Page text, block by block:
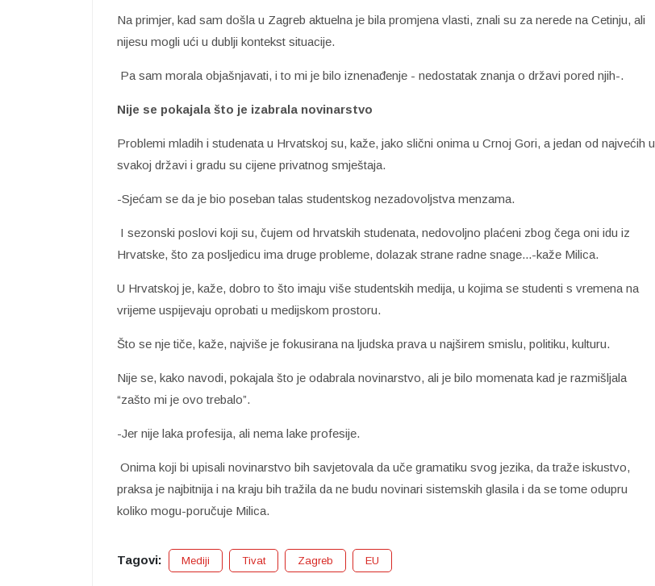
Na primjer, kad sam došla u Zagreb aktuelna je bila promjena vlasti, znali su za nerede na Cetinju, ali
nijesu mogli ući u dublji kontekst situacije.
Pa sam morala objašnjavati, i to mi je bilo iznenađenje - nedostatak znanja o državi pored njih-.
Nije se pokajala što je izabrala novinarstvo
Problemi mladih i studenata u Hrvatskoj su, kaže, jako slični onima u Crnoj Gori, a jedan od najvećih u
svakoj državi i gradu su cijene privatnog smještaja.
-Sjećam se da je bio poseban talas studentskog nezadovoljstva menzama.
I sezonski poslovi koji su, čujem od hrvatskih studenata, nedovoljno plaćeni zbog čega oni idu iz
Hrvatske, što za posljedicu ima druge probleme, dolazak strane radne snage...-kaže Milica.
U Hrvatskoj je, kaže, dobro to što imaju više studentskih medija, u kojima se studenti s vremena na
vrijeme uspijevaju oprobati u medijskom prostoru.
Što se nje tiče, kaže, najviše je fokusirana na ljudska prava u najširem smislu, politiku, kulturu.
Nije se, kako navodi, pokajala što je odabrala novinarstvo, ali je bilo momenata kad je razmišljala
“zašto mi je ovo trebalo”.
-Jer nije laka profesija, ali nema lake profesije.
Onima koji bi upisali novinarstvo bih savjetovala da uče gramatiku svog jezika, da traže iskustvo,
praksa je najbitnija i na kraju bih tražila da ne budu novinari sistemskih glasila i da se tome odupru
koliko mogu-poručuje Milica.
Tagovi: Mediji Tivat Zagreb EU